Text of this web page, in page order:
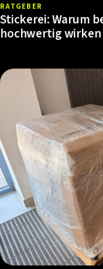
RATGEBER
Stickerei: Warum
hochwertig wirken